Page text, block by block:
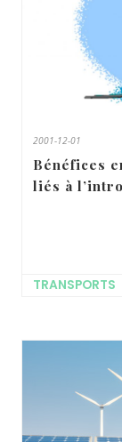
2001-12-01
Bénéfices
liés à
TRANSPORTS